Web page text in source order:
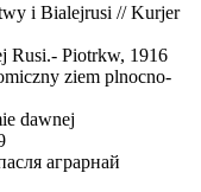
i Bialejrusi // Kurjer
Piotrkw, 1916
ziem plnocno-
dawnej
аграрнай